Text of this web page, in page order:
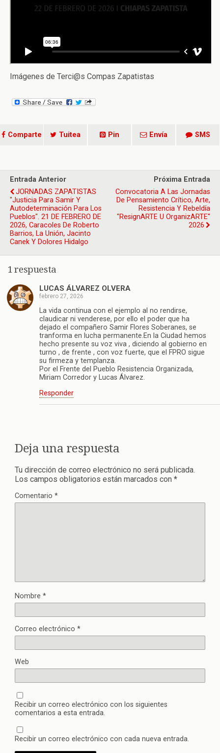
Imágenes de Terci@s Compas Zapatistas
Comparte Tuitea Pin Envía SMS
Entrada Anterior
JORNADAS ZAPATISTAS
"Justicia Para Samir Y
Autodeterminación Para Los
Pueblos". 21 DE FEBRERO DE
2026, Caracoles De Roberto
Barrios, La Unión, Jacinto
Canek Y Dolores Hidalgo
Próxima Entrada
Convocatoria A Las Jornadas
De Pensamiento Crítico, Arte,
Resistencia Y Rebeldía
"ResignARTE U OrganizARTE"
2026
1 respuesta
LUCAS ÁLVAREZ OLVERA
febrero 27, 2026
La vida continua con el ejemplo al no rendirse,
claudicar ni venderese, por ello el poder que ha
dejado el compañero Samir Flores Soberanes, se
tranforma en lucha permanente.En la Ciudad hemos
hecho presente su voz viva , diciendo al gobierno en
turno , de frente , con voz fuerte, que el FPRO sigue
su firmeza y templanza.
Por el Frente del Pueblo Resistencia Organizada,
Miriam Corredor y Lucas Álvarez.
Responder
Deja una respuesta
Tu dirección de correo electrónico no será publicada.
Los campos obligatorios están marcados con *
Comentario *
Nombre *
Correo electrónico *
Web
Recibir un correo electrónico con los siguientes
comentarios a esta entrada.
Recibir un correo electrónico con cada nueva entrada.